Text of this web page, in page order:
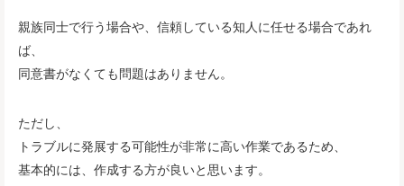
親族同士で行う場合や、信頼している知人に任せる場合であれ
ば、
同意書がなくても問題はありません。
ただし、
トラブルに発展する可能性が非常に高い作業であるため、
基本的には、作成する方が良いと思います。